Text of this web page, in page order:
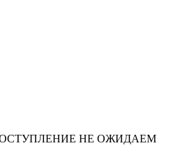
НЕ ОЖИДАЕМ